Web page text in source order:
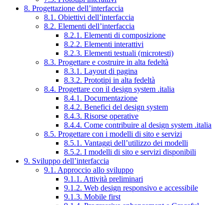
8. Progettazione dell’interfaccia
8.1. Obiettivi dell’interfaccia
8.2. Elementi dell’interfaccia
8.2.1. Elementi di composizione
8.2.2. Elementi interattivi
8.2.3. Elementi testuali (microtesti)
8.3. Progettare e costruire in alta fedeltà
8.3.1. Layout di pagina
8.3.2. Prototipi in alta fedeltà
8.4. Progettare con il design system .italia
8.4.1. Documentazione
8.4.2. Benefici del design system
8.4.3. Risorse operative
8.4.4. Come contribuire al design system .italia
8.5. Progettare con i modelli di sito e servizi
8.5.1. Vantaggi dell’utilizzo dei modelli
8.5.2. I modelli di sito e servizi disponibili
9. Sviluppo dell’interfaccia
9.1. Approccio allo sviluppo
9.1.1. Attività preliminari
9.1.2. Web design responsivo e accessibile
9.1.3. Mobile first